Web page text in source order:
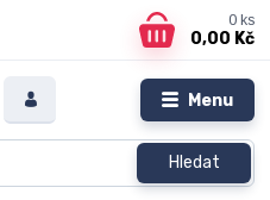
Menu
Hledat
0 ks
0,00 Kč